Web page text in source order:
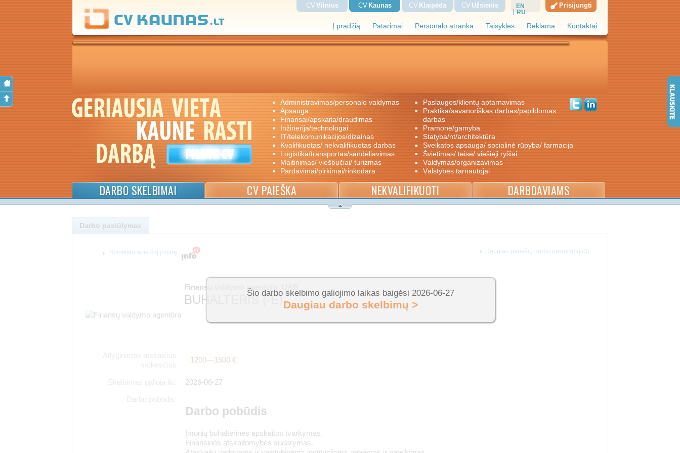
Į pradžią Patarimai Personalo atranka Taisyklės Reklama Kontaktai
CV Vilnius CV Kaunas CV Klaipėda CV Užsienis
EN
RU
Prisijungti
administravimas/personalo valdymas
apsauga
finansai/apskaita/draudimas
inžinerija/technologai
IT/telekomunikacijos/dizainas
kvalifikuotas/ nekvalifikuotas darbas
logistika/transportas/sandėliavimas
maitinimas/ viešbučiai/ turizmas
pardavimai/pirkimai/rinkodara
paslaugos/klientų aptarnavimas
praktika/savanoriškas darbas/papildomas
darbas
pramonė/gamyba
statyba/nt/architektūra
sveikatos apsauga/ socialinė rūpyba/ farmacija
švietimas/ teisė/ viešieji ryšiai
valdymas/organizavimas
valstybės tarnautojai
DARBO SKELBIMAI CV PAIEŠKA NEKVALIFIKUOTI DARBDAVIAMS
Darbo pasiūlymas
Finansų valdymo agentūra, UAB
BUHALTERIS (-Ė)
1200―1500 €
2026-06-27
Darbo pobūdis
Įmonių buhalterinės apskaitos tvarkymas.
Finansinės atskaitomybės sudarymas.
Daugiau panašių darbo pasiūlymų (3)
Smulkiau apie šią įmonę
Šio darbo skelbimo galiojimo laikas baigėsi 2026-06-27
Daugiau darbo skelbimų >